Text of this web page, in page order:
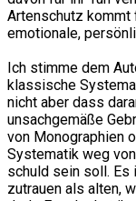
Artenschutz kommt
emotionale,
Ich stimme dem
klassische
nicht aber dass
unsachgemäße
von Monographien
Systematik weg
schuld sein soll. Es
zutrauen als alten,